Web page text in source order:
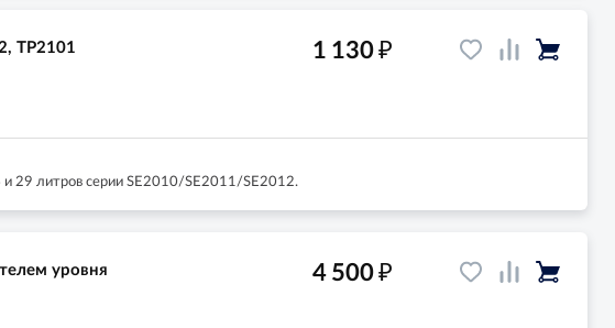
TP2101
29 литров серии SE2010/SE2011/SE2012.
1 130₽
уровня
4 500₽